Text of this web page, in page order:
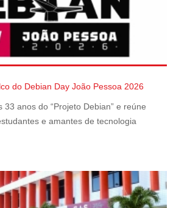
do Debian Day João Pessoa 2026
33 anos do “Projeto Debian” e reúne
e amantes de tecnologia